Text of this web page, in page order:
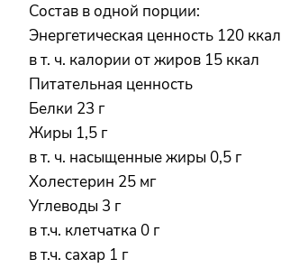
Состав в одной порции:
Энергетическая ценность 120 ккал
в т. ч. калории от жиров 15 ккал
Питательная ценность
Белки 23 г
Жиры 1,5 г
в т. ч. насыщенные жиры 0,5 г
Холестерин 25 мг
Углеводы 3 г
в т.ч. клетчатка 0 г
в т.ч. сахар 1 г